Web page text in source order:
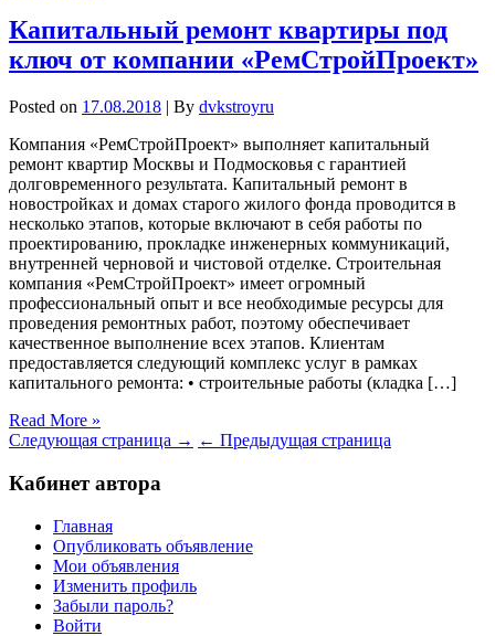
Капитальный ремонт квартиры под
ключ от компании «РемСтройПроект»
Posted on 17.08.2018 | By dvkstroyru
Компания «РемСтройПроект» выполняет капитальный
ремонт квартир Москвы и Подмосковья с гарантией
долговременного результата. Капитальный ремонт в
новостройках и домах старого жилого фонда проводится в
несколько этапов, которые включают в себя работы по
проектированию, прокладке инженерных коммуникаций,
внутренней черновой и чистовой отделке. Строительная
компания «РемСтройПроект» имеет огромный
профессиональный опыт и все необходимые ресурсы для
проведения ремонтных работ, поэтому обеспечивает
качественное выполнение всех этапов. Клиентам
предоставляется следующий комплекс услуг в рамках
капитального ремонта: • строительные работы (кладка […]
Read More »
Следующая страница → ← Предыдущая страница
Кабинет автора
Главная
Опубликовать объявление
Мои объявления
Изменить профиль
Забыли пароль?
Войти